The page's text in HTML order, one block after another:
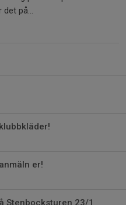
på...
er!
Stenbocksturen 23/1